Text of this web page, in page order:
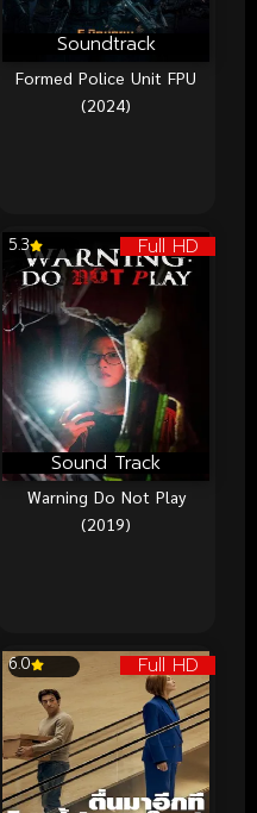
Soundtrack
Formed Police Unit FPU
(2024)
Full HD
Sound Track
5.3
Warning Do Not Play
(2019)
Full HD
6.0